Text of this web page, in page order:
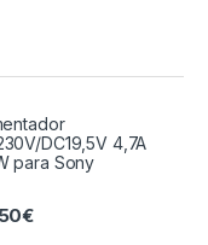
DC19,5V 4,7A
para Sony
€